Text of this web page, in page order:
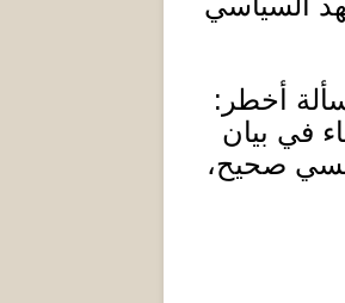
أخطر :
في بيان
صحيح،